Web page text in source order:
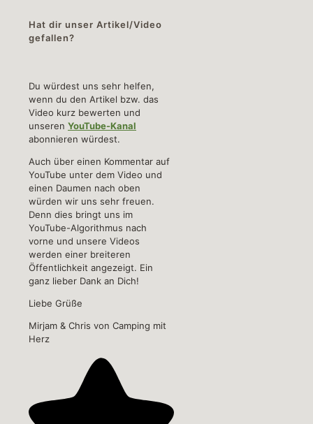
Hat dir unser Artikel/Video
gefallen?
Du würdest uns sehr helfen,
wenn du den Artikel bzw. das
Video kurz bewerten und
unseren YouTube-Kanal
abonnieren würdest.
Auch über einen Kommentar auf
YouTube unter dem Video und
einen Daumen nach oben
würden wir uns sehr freuen.
Denn dies bringt uns im
YouTube-Algorithmus nach
vorne und unsere Videos
werden einer breiteren
Öffentlichkeit angezeigt. Ein
ganz lieber Dank an Dich!
Liebe Grüße
Mirjam & Chris von Camping mit
Herz